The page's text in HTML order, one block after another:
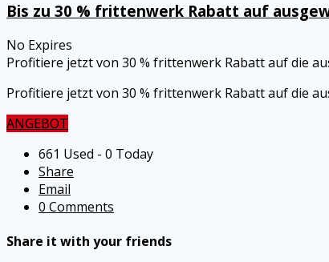
Bis zu 30 % frittenwerk Rabatt auf
No Expires
Profitiere jetzt von 30 % frittenwerk Rabatt auf die
Profitiere jetzt von 30 % frittenwerk Rabatt auf die
ANGEBOT
661 Used - 0 Today
Share
Email
0 Comments
Share it with your friends